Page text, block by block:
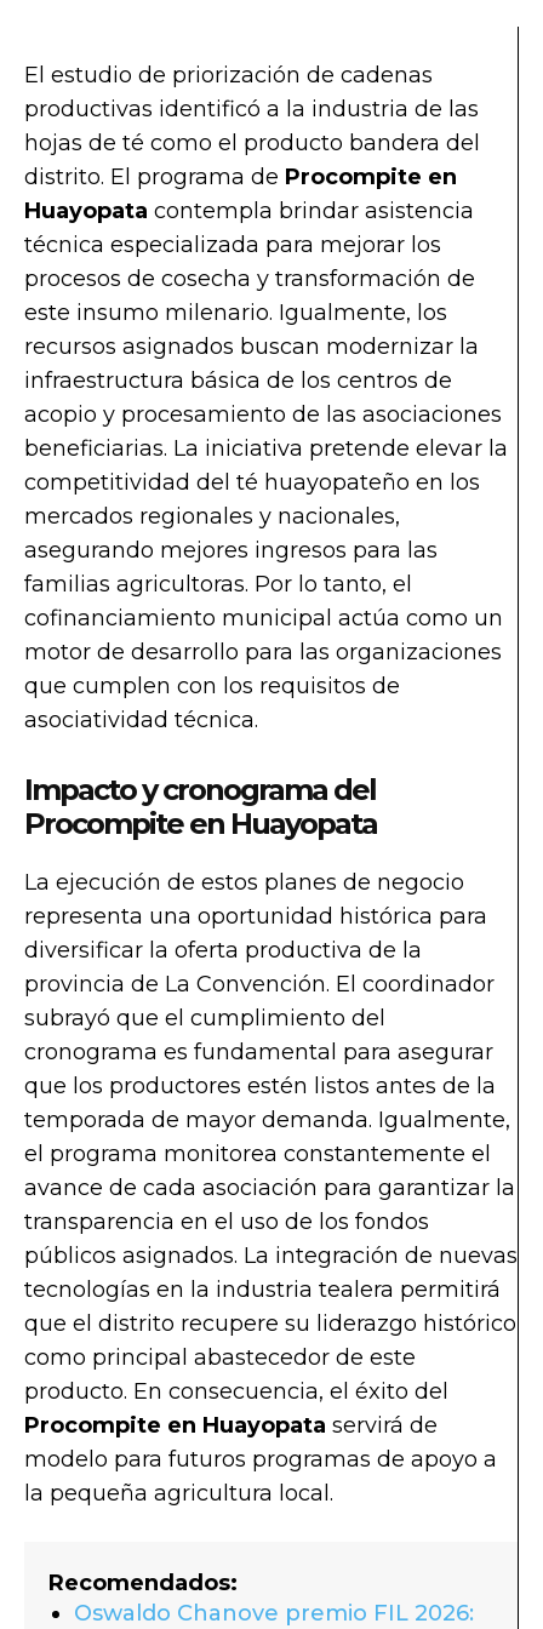
El estudio de priorización de cadenas
productivas identificó a la industria de las
hojas de té como el producto bandera del
distrito. El programa de Procompite en
Huayopata contempla brindar asistencia
técnica especializada para mejorar los
procesos de cosecha y transformación de
este insumo milenario. Igualmente, los
recursos asignados buscan modernizar la
infraestructura básica de los centros de
acopio y procesamiento de las asociaciones
beneficiarias. La iniciativa pretende elevar la
competitividad del té huayopateño en los
mercados regionales y nacionales,
asegurando mejores ingresos para las
familias agricultoras. Por lo tanto, el
cofinanciamiento municipal actúa como un
motor de desarrollo para las organizaciones
que cumplen con los requisitos de
asociatividad técnica.
Impacto y cronograma del
Procompite en Huayopata
La ejecución de estos planes de negocio
representa una oportunidad histórica para
diversificar la oferta productiva de la
provincia de La Convención. El coordinador
subrayó que el cumplimiento del
cronograma es fundamental para asegurar
que los productores estén listos antes de la
temporada de mayor demanda. Igualmente,
el programa monitorea constantemente el
avance de cada asociación para garantizar la
transparencia en el uso de los fondos
públicos asignados. La integración de nuevas
tecnologías en la industria tealera permitirá
que el distrito recupere su liderazgo histórico
como principal abastecedor de este
producto. En consecuencia, el éxito del
Procompite en Huayopata servirá de
modelo para futuros programas de apoyo a
la pequeña agricultura local.
Recomendados:
Oswaldo Chanove premio FIL 2026: